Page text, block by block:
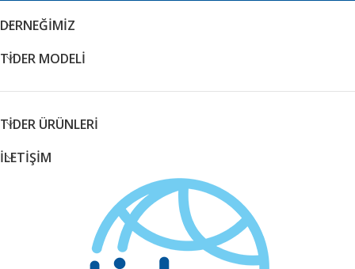
DERNEĞİMİZ
TİDER MODELİ
TİDER ÜRÜNLERİ
İLETİŞİM